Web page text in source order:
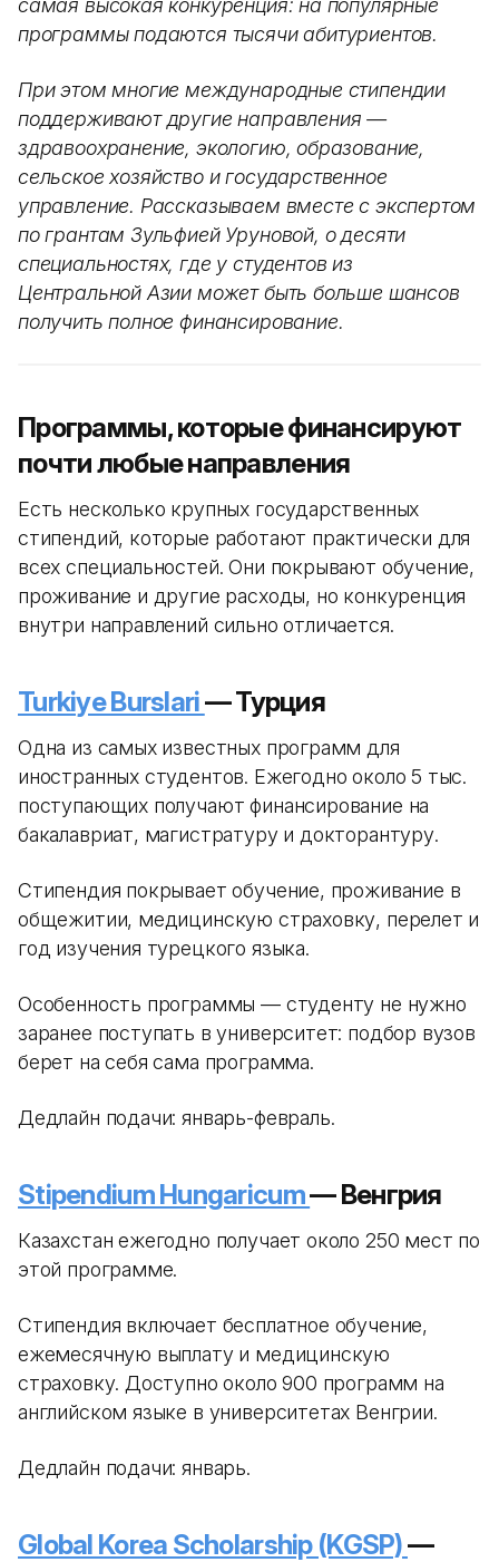
самая высокая конкуренция: на популярные
программы подаются тысячи абитуриентов.
При этом многие международные стипендии
поддерживают другие направления —
здравоохранение, экологию, образование,
сельское хозяйство и государственное
управление. Рассказываем вместе с экспертом
по грантам Зульфией Уруновой, о десяти
специальностях, где у студентов из
Центральной Азии может быть больше шансов
получить полное финансирование.
Программы, которые финансируют
почти любые направления
Есть несколько крупных государственных
стипендий, которые работают практически для
всех специальностей. Они покрывают обучение,
проживание и другие расходы, но конкуренция
внутри направлений сильно отличается.
Turkiye Burslari— Турция
Одна из самых известных программ для
иностранных студентов. Ежегодно около 5 тыс.
поступающих получают финансирование на
бакалавриат, магистратуру и докторантуру.
Стипендия покрывает обучение, проживание в
общежитии, медицинскую страховку, перелет и
год изучения турецкого языка.
Особенность программы — студенту не нужно
заранее поступать в университет: подбор вузов
берет на себя сама программа.
Дедлайн подачи: январь-февраль.
Stipendium Hungaricum— Венгрия
Казахстан ежегодно получает около 250 мест по
этой программе.
Стипендия включает бесплатное обучение,
ежемесячную выплату и медицинскую
страховку. Доступно около 900 программ на
английском языке в университетах Венгрии.
Дедлайн подачи: январь.
Global Korea Scholarship (KGSP)—